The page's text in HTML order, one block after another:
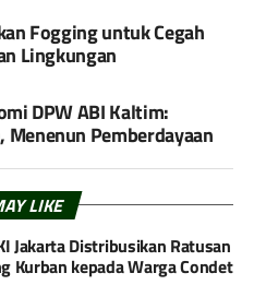
Fogging untuk Cegah
Lingkungan
DPW ABI Kaltim:
Pemberdayaan
LIKE
Jakarta Distribusikan Ratusan
Kurban kepada Warga Condet